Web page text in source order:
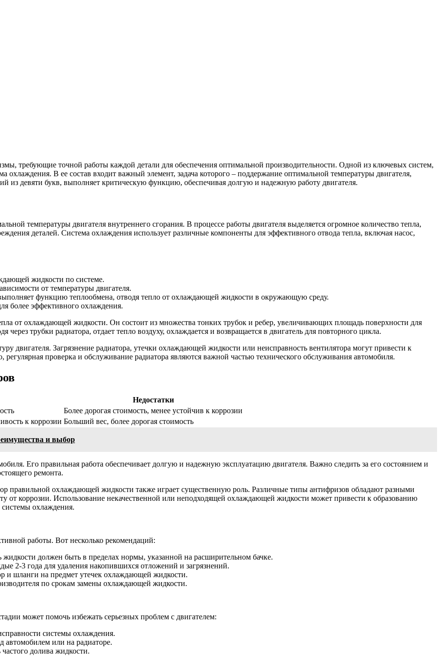
требующие точной работы каждой детали для обеспечения оптимальной производительности. Одной из ключевых систем,
охлаждения. В ее состав входит важный элемент, задача которого – поддержание оптимальной температуры двигателя,
из девяти букв, выполняет критическую функцию, обеспечивая долгую и надежную работу двигателя.
температуры двигателя внутреннего сгорания. В процессе работы двигателя выделяется огромное количество тепла,
деталей. Система охлаждения использует различные компоненты для эффективного отвода тепла, включая насос,
жидкости по системе.
от температуры двигателя.
функцию теплообмена, отводя тепло от охлаждающей жидкости в окружающую среду.
более эффективного охлаждения.
от охлаждающей жидкости. Он состоит из множества тонких трубок и ребер, увеличивающих площадь поверхности для
трубки радиатора, отдает тепло воздуху, охлаждается и возвращается в двигатель для повторного цикла.
двигателя. Загрязнение радиатора, утечки охлаждающей жидкости или неисправность вентилятора могут привести к
проверка и обслуживание радиатора являются важной частью технического обслуживания автомобиля.
Недостатки
Более дорогая стоимость, менее устойчив к коррозии
к коррозии Больший вес, более дорогая стоимость
и выбор
Его правильная работа обеспечивает долгую и надежную эксплуатацию двигателя. Важно следить за его состоянием и
ремонта.
правильной охлаждающей жидкости также играет существенную роль. Различные типы антифризов обладают разными
от коррозии. Использование некачественной или неподходящей охлаждающей жидкости может привести к образованию
охлаждения.
работы. Вот несколько рекомендаций:
должен быть в пределах нормы, указанной на расширительном бачке.
2-3 года для удаления накопившихся отложений и загрязнений.
и шланги на предмет утечек охлаждающей жидкости.
по срокам замены охлаждающей жидкости.
может помочь избежать серьезных проблем с двигателем:
системы охлаждения.
или на радиаторе.
долива жидкости.